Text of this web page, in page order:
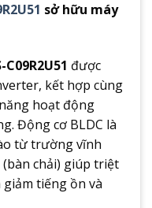
sở hữu máy
được
kết hợp cùng
hoạt động
Động cơ BLDC là
từ trường vĩnh
chải) giúp triệt
tiếng ồn và